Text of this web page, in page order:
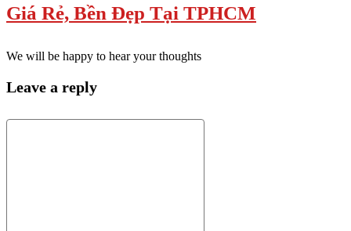
Giá Rẻ, Bền Đẹp Tại TPHCM
We will be happy to hear your thoughts
Leave a reply